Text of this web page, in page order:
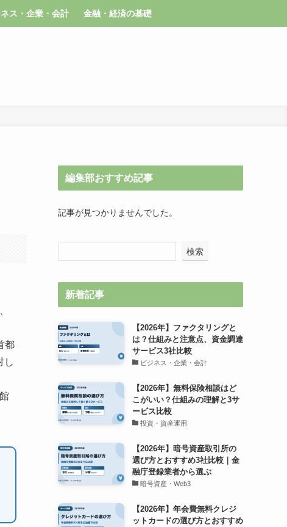
ス・企業・会計 金融・経済の基礎
都
し
編集部おすすめ記事
記事が見つかりませんでした。
検索
新着記事
【2026年】ファクタリングと
は？仕組みと注意点、資金調達
サービス3社比較
ビジネス・企業・会計
【2026年】無料保険相談はど
こがいい？仕組みの理解と3サ
ービス比較
投資・資産運用
【2026年】暗号資産取引所の
選び方とおすすめ3社比較｜金
融庁登録業者から選ぶ
暗号資産・Web3
【2026年】年会費無料クレジ
ットカードの選び方とおすすめ